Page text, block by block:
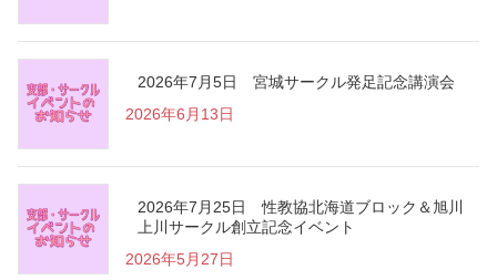
2026年7月5日 宮城サークル発足記念講演会
2026年6月13日
2026年7月25日 性教協北海道ブロック＆旭川
上川サークル創立記念イベント
2026年5月27日